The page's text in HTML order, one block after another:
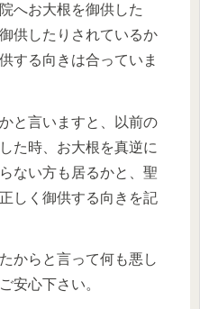
へお大根を御供した
供したりされているか
する向きは合っていま
と言いますと、以前の
た時、お大根を真逆に
ない方も居るかと、聖
しく御供する向きを記
からと言って何も悪し
安心下さい。